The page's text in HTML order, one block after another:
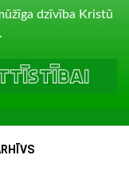
dzīvība Kristū